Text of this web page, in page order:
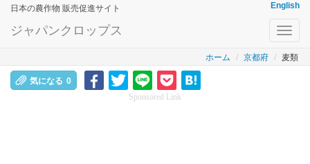
日本の農作物 販売促進サイト English
ジャパンクロップス
ホーム 京都府 麦類
気になる 0
Sponsored Link